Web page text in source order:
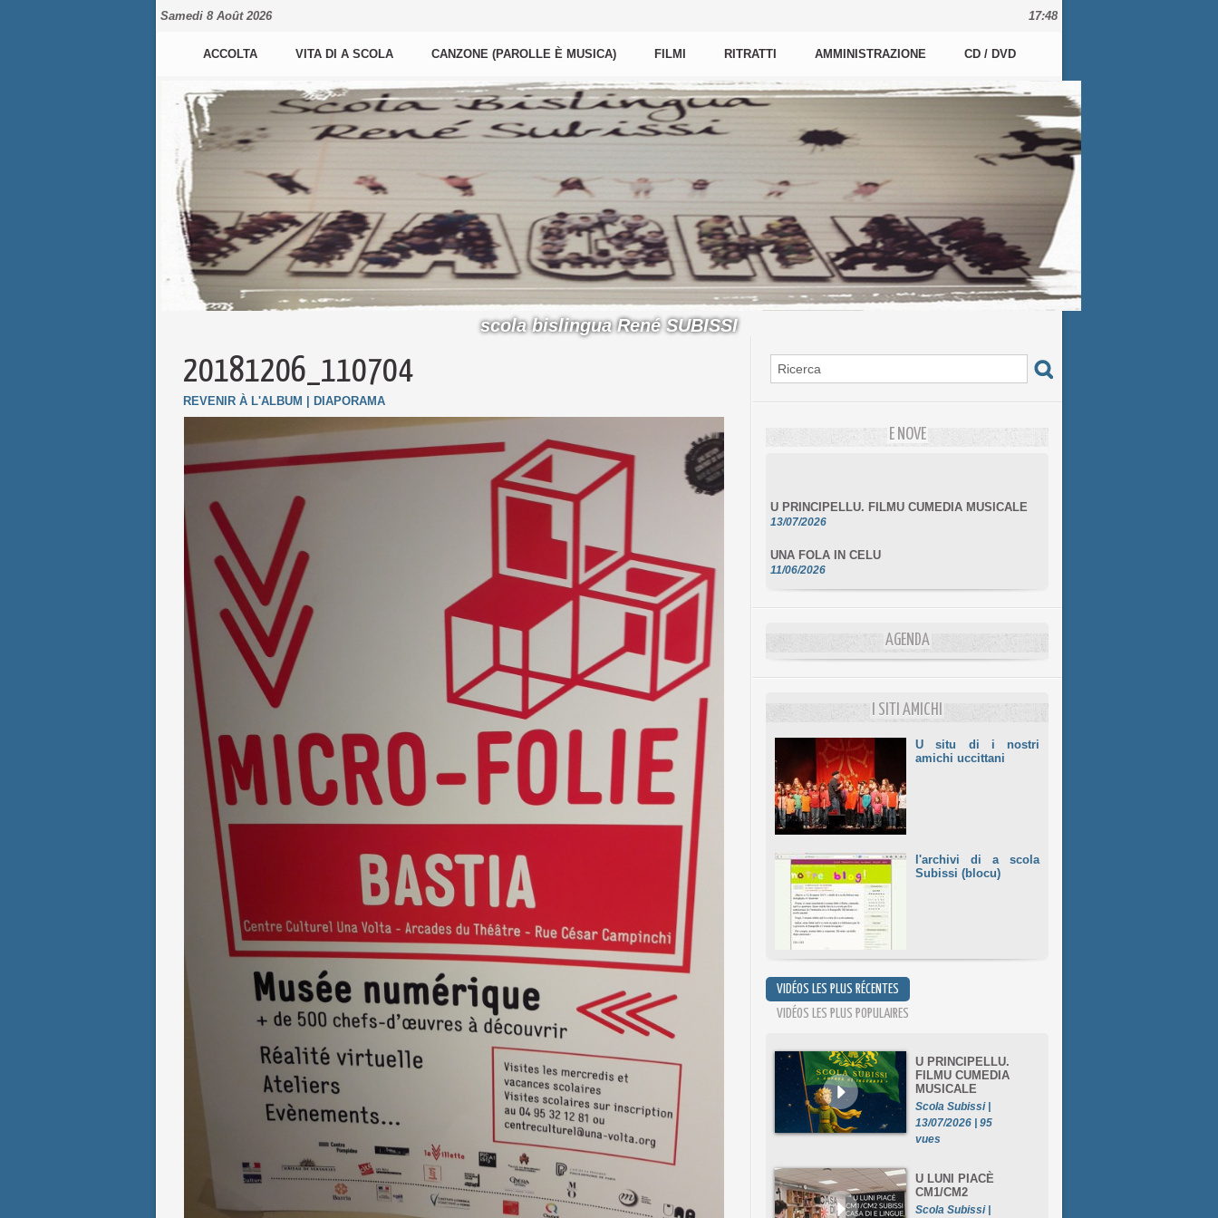
Samedi 8 Août 2026 17:48
ACCOLTA VITA DI A SCOLA CANZONE (PAROLLE È MUSICA) FILMI RITRATTI AMMINISTRAZIONE CD / DVD
scola bislingua René SUBISSI
20181206_110704
REVENIR À L'ALBUM DIAPORAMA
E NOVE
UNA FOLA IN CELU
DA SCIMULÌ
10/06/2026
AGENDA
I SITI AMICHI
U situ di i nostri
amichi uccittani
l'archivi di a scola
Subissi (blocu)
VIDÉOS LES PLUS RÉCENTES
VIDÉOS LES PLUS POPULAIRES
U PRINCIPELLU.
FILMU CUMEDIA
MUSICALE
Scola Subissi |
13/07/2026 | 95
vues
U LUNI PIACÈ
CM1/CM2
Scola Subissi |